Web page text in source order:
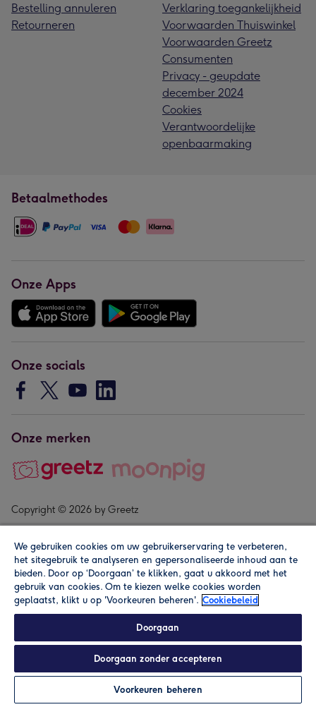
Personaliseren
Bestelling annuleren
Retourneren
Verklaring toegankelijkheid
Voorwaarden Thuiswinkel
Voorwaarden Greetz
Consumenten
Privacy - geupdate
december 2024
Cookies
Verantwoordelijke
openbaarmaking
Betaalmethodes
Onze Apps
Onze socials
Onze merken
Copyright © 2026 by Greetz
Alle prijzen zijn inclusief btw en andere heffingen. Lees de
We gebruiken cookies om uw gebruikerservaring te verbeteren,
het sitegebruik te analyseren en gepersonaliseerde inhoud aan te
bieden. Door op ‘Doorgaan’ te klikken, gaat u akkoord met het
gebruik van cookies. Om te kiezen welke cookies worden
geplaatst, klikt u op 'Voorkeuren beheren'. Cookiebeleid
Doorgaan
Doorgaan zonder accepteren
Voorkeuren beheren